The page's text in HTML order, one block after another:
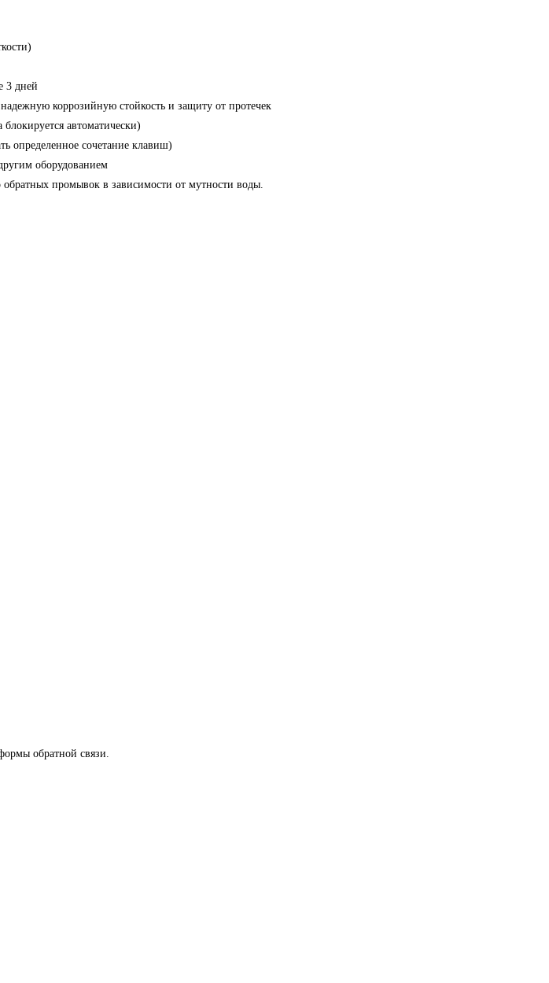
3 дней
коррозийную стойкость и защиту от протечек
автоматически)
определенное сочетание клавиш)
оборудованием
промывок в зависимости от мутности воды.
обратной связи.